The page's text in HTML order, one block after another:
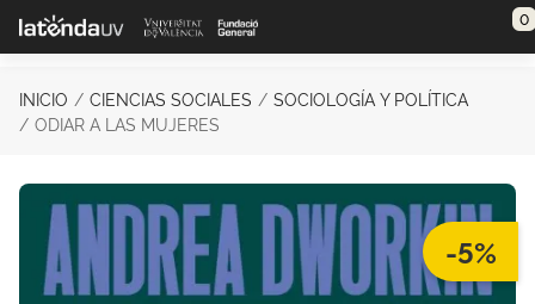
Saltar al contenido principal 0
INICIO CIENCIAS SOCIALES
SOCIOLOGÍA Y POLÍTICA
ODIAR A LAS MUJERES
-5%